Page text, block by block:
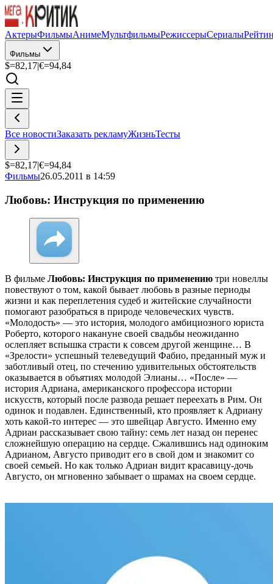
АктерыФильмыАнимеМультфильмыРежиссерыСериалы
Фильмы
$=82,17|€=94,84
Все новостиЗаказать рекламуЖизньТесты
$=82,17|€=94,84
Фильмы26.05.2011 в 14:59
Любовь: Инструкция по применению
В фильме Любовь: Инструкция по применению три новеллы
повествуют о том, какой бывает любовь в разные периоды
жизни и как переплетения судеб и житейские случайности
помогают разобраться в природе человеческих чувств.
«Молодость» — это история, молодого амбициозного юриста
Роберто, которого накануне своей свадьбы неожиданно
ослепляет вспышка страсти к совсем другой женщине… В
«Зрелости» успешный телеведущий Фабио, преданный муж и
заботливый отец, по стечению удивительных обстоятельств
оказывается в объятиях молодой Элианы… «После» —
история Адриана, американского профессора истории
искусств, который после развода решает переехать в Рим. Он
одинок и подавлен. Единственный, кто проявляет к Адриану
хоть какой-то интерес — это швейцар Августо. Именно ему
Адриан рассказывает свою тайну: семь лет назад он перенес
сложнейшую операцию на сердце. Сжалившись над одиноким
Адрианом, Августо приводит его в свой дом и знакомит со
своей семьей. Но как только Адриан видит красавицу-дочь
Августо, он мгновенно забывает о шрамах на своем сердце.